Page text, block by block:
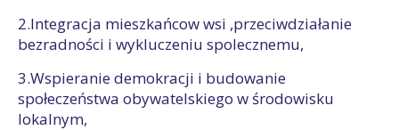
2.Integracja mieszkańcow wsi ,przeciwdziałanie
bezradności i wykluczeniu spolecznemu,
3.Wspieranie demokracji i budowanie
społeczeństwa obywatelskiego w środowisku
lokalnym,